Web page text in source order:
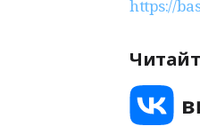
https://